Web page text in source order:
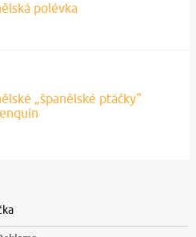
polévka
„španělské ptáčky“